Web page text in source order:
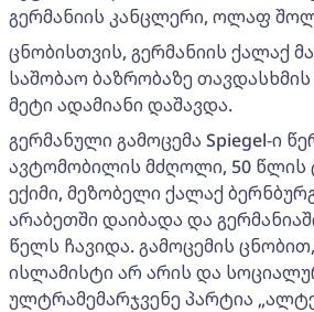
გერმანიის კანცლერი, ოლაფ
ცნობისთვის, გერმანიის ქალაქ
საშობაო ბაზრობაზე
მეტი ადამიანი დაშავდა.
გერმანული გამოცემა Spiegel-ი
ავტომობილის მძღოლი, 50 წლის
ექიმი, მეზობელი ქალაქ
არაბეთში დაიბადა და
წელს ჩავიდა. გამოცემის
ისლამისტი არ არის და
ულტრამემარჯვენე პარტია